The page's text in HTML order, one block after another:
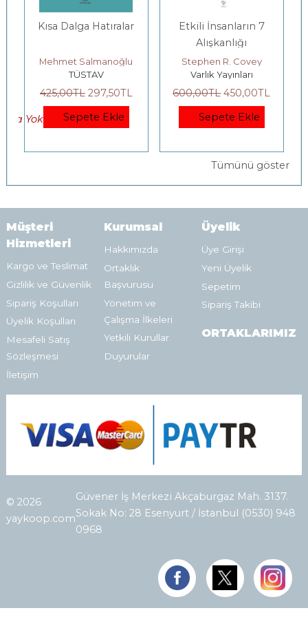
Yok)
Kısa Dalga Hatıralar
Mehmet Salmanoğlu
TÜSTAV
425,00TL 297,50TL
Sepete Ekle
Etkili İnsanların 7
Alışkanlığı
Stephen R. Covey
Varlık Yayınları
600,00TL 450,00TL
Sepete Ekle
Tümünü göster
Müşteri
Hizmetleri
Kargo ve Teslimat
Gizlilik ve Güvenlik
Sipariş Koşulları
Üyelik Koşulları
Mesafeli Satış
Sözleşmesi
İletişim
Kurumsal
Hakkımızda
Ortaklık
Başvurusu
Yönetim ve
Çalışma İlkeleri
Yetkili Kurullar
Duyurular
Üyelik
Üye Girişi
Yeni Üyelik
Sepetim
Sipariş Takibi
ORTAKLARIMIZ
© 2026
yaykoop.com
Güvener İş Merkezi Akçaburgaz Mah. 3137.
Sokak No: 28 Esenyurt / İstanbul (0530) 948
0968